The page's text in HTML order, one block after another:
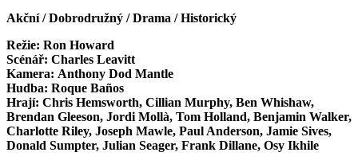
Akční / Dobrodružný / Drama / Historický
Režie: Ron Howard
Scénář: Charles Leavitt
Kamera: Anthony Dod Mantle
Hudba: Roque Baños
Hrají: Chris Hemsworth, Cillian Murphy, Ben Whishaw,
Brendan Gleeson, Jordi Mollà, Tom Holland, Benjamin Walker,
Charlotte Riley, Joseph Mawle, Paul Anderson, Jamie Sives,
Donald Sumpter, Julian Seager, Frank Dillane, Osy Ikhile